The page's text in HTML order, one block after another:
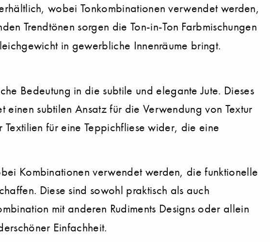
wobei Tonkombinationen verwendet werden,
Trendtönen sorgen die Ton-in-Ton Farbmischungen
in gewerbliche Innenräume bringt.
Bedeutung in die subtile und elegante Jute. Dieses
subtilen Ansatz für die Verwendung von Textur
für eine Teppichfliese wider, die eine
Kombinationen verwendet werden, die funktionelle
Diese sind sowohl praktisch als auch
mit anderen Rudiments Designs oder allein
Einfachheit.